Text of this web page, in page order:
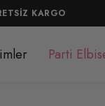
KARGO
Parti